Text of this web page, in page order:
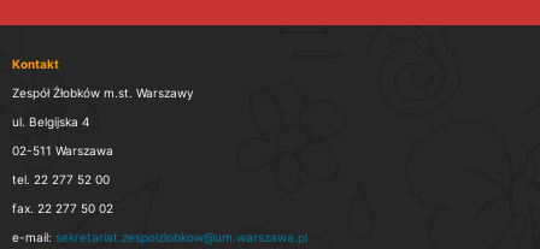
Kontakt
Zespół Żłobków m.st. Warszawy
ul. Belgijska 4
02-511 Warszawa
tel. 22 277 52 00
fax. 22 277 50 02
e-mail: sekretariat.zespolzlobkow@um.warszawa.pl